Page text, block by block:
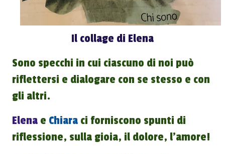
Il collage di Elena
Sono specchi in cui ciascuno di noi può
riflettersi e dialogare con se stesso e con
gli altri.
Elena e Chiara ci forniscono spunti di
riflessione, sulla gioia, il dolore, l'amore!